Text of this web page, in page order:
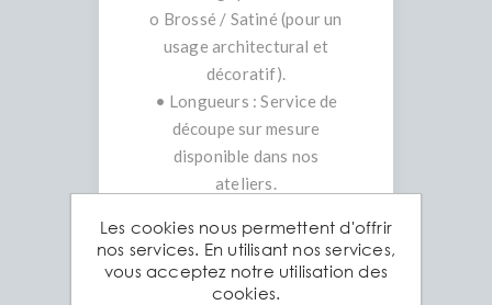
o Brossé / Satiné (pour un
usage architectural et
décoratif).
• Longueurs : Service de
découpe sur mesure
disponible dans nos
ateliers.
Les atouts du tube carré
Aciers Grosjean
Les cookies nous permettent d'offrir
nos services. En utilisant nos services,
vous acceptez notre utilisation des
cookies.